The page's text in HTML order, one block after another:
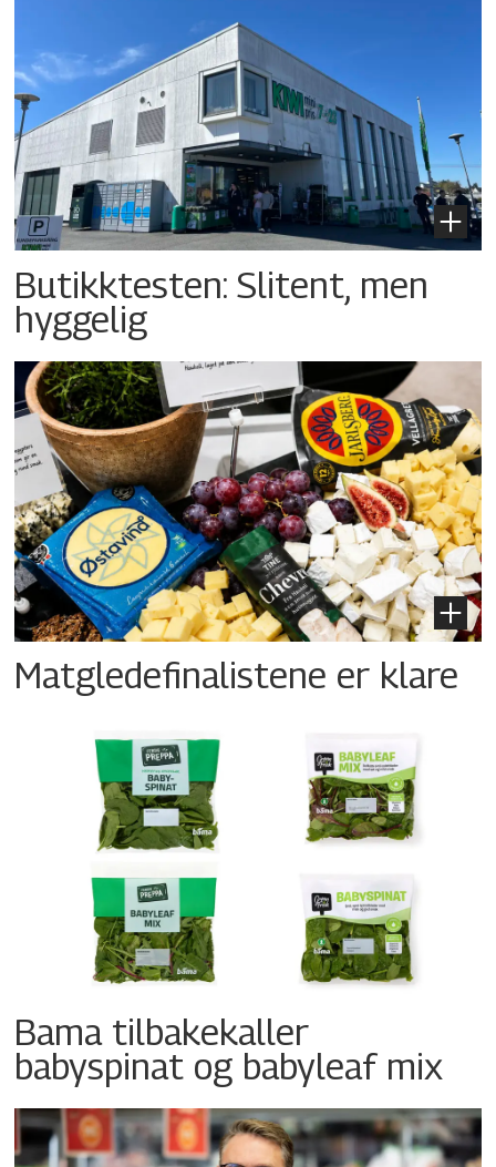
Butikktesten: Slitent, men
hyggelig
Matgledefinalistene er klare
Bama tilbakekaller
babyspinat og babyleaf mix